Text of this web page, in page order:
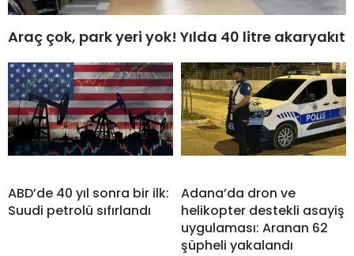
Araç çok, park yeri yok! Yılda 40 litre akaryakıt
ABD’de 40 yıl sonra bir ilk:
Suudi petrolü sıfırlandı
Adana’da dron ve
helikopter destekli asayiş
uygulaması: Aranan 62
şüpheli yakalandı